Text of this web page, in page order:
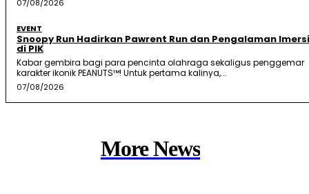
07/08/2026
EVENT
Snoopy Run Hadirkan Pawrent Run dan Pengalaman
di PIK
Kabar gembira bagi para pencinta olahraga sekaligus penggemar
karakter ikonik PEANUTS™! Untuk pertama kalinya,...
07/08/2026
More News